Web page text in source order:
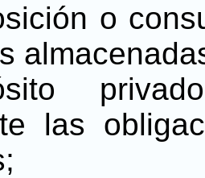
o
las